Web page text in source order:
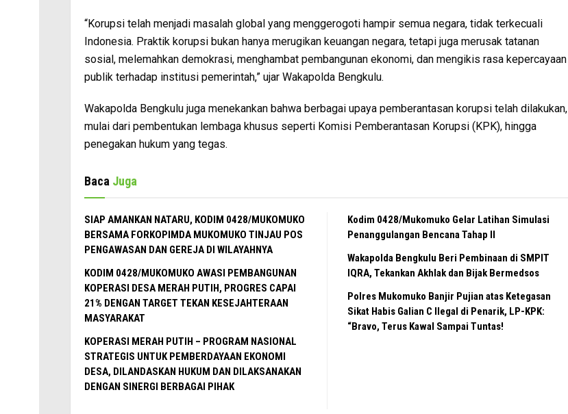
“Korupsi telah menjadi masalah global yang menggerogoti hampir semua negara, tidak terkecuali
Indonesia. Praktik korupsi bukan hanya merugikan keuangan negara, tetapi juga merusak tatanan
sosial, melemahkan demokrasi, menghambat pembangunan ekonomi, dan mengikis rasa kepercayaan
publik terhadap institusi pemerintah,” ujar Wakapolda Bengkulu.
Wakapolda Bengkulu juga menekankan bahwa berbagai upaya pemberantasan korupsi telah dilakukan,
mulai dari pembentukan lembaga khusus seperti Komisi Pemberantasan Korupsi (KPK), hingga
penegakan hukum yang tegas.
Baca Juga
SIAP AMANKAN NATARU, KODIM 0428/MUKOMUKO
BERSAMA FORKOPIMDA MUKOMUKO TINJAU POS
PENGAWASAN DAN GEREJA DI WILAYAHNYA
KODIM 0428/MUKOMUKO AWASI PEMBANGUNAN
KOPERASI DESA MERAH PUTIH, PROGRES CAPAI
21% DENGAN TARGET TEKAN KESEJAHTERAAN
MASYARAKAT
KOPERASI MERAH PUTIH – PROGRAM NASIONAL
STRATEGIS UNTUK PEMBERDAYAAN EKONOMI
DESA, DILANDASKAN HUKUM DAN DILAKSANAKAN
DENGAN SINERGI BERBAGAI PIHAK
Kodim 0428/Mukomuko Gelar Latihan Simulasi
Penanggulangan Bencana Tahap II
Wakapolda Bengkulu Beri Pembinaan di SMPIT
IQRA, Tekankan Akhlak dan Bijak Bermedsos
Polres Mukomuko Banjir Pujian atas Ketegasan
Sikat Habis Galian C Ilegal di Penarik, LP-KPK:
“Bravo, Terus Kawal Sampai Tuntas!